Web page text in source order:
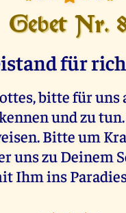
Gebet Nr.
für
bitte für uns
und zu
Bitte um
uns zu Deinem
Ihm ins